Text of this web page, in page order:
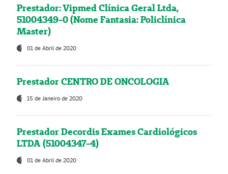
Prestador: Vipmed Clínica Geral Ltda,
51004349-0 (Nome Fantasia: Policlínica
Master)
01 de Abril de 2020
Prestador CENTRO DE ONCOLOGIA
15 de Janeiro de 2020
Prestador Decordis Exames Cardiológicos
LTDA (51004347-4)
01 de Abril de 2020